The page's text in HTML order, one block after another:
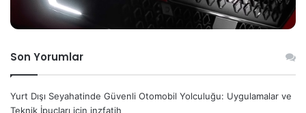
Son Yorumlar
Yurt Dışı Seyahatinde Güvenli Otomobil Yolculuğu: Uygulamalar ve
Teknik İpuçları için inzfatih